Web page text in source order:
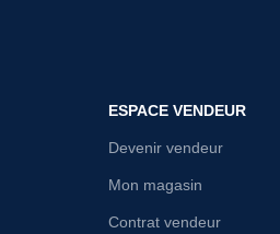
ESPACE VENDEUR
Devenir vendeur
Mon magasin
Contrat vendeur